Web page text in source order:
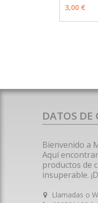
3,00 €
DATOS DE
Bienvenido a
Aquí
productos de
insuperable.
Llamadas o